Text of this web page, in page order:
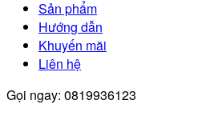
Sản phẩm
Hướng dẫn
Khuyến mãi
Liên hệ
Gọi ngay: 0819936123